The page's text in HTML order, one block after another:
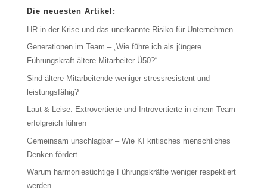
Die neuesten Artikel:
HR in der Krise und das unerkannte Risiko für Unternehmen
Generationen im Team – „Wie führe ich als jüngere
Führungskraft ältere Mitarbeiter Ü50?“
Sind ältere Mitarbeitende weniger stressresistent und
leistungsfähig?
Laut & Leise: Extrovertierte und Introvertierte in einem Team
erfolgreich führen
Gemeinsam unschlagbar – Wie KI kritisches menschliches
Denken fördert
Warum harmoniesüchtige Führungskräfte weniger respektiert
werden